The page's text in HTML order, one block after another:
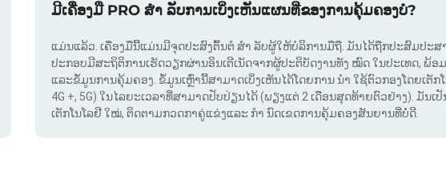
ມີເຄື່ອງມື PRO ສຳ ລັບການເບິ່ງເຫັນແຜນທີ່ຂອງການຄຸ້ມຄອງບໍ?
ແມ່ນແລ້ວ. ເຄື່ອງມືນີ້ແມ່ນມີຈຸດປະສົງຕົ້ນຕໍ ສຳ ລັບຜູ້ໃຫ້ບໍລິການມືຖື. ມັນໄດ້ຖືກປະສົມປະສ
ປະກອບມີສະຖິຕິການເຮັດວຽກຜ່ານອິນເຕີເນັດຈາກຜູ້ປະຕິບັດງານທັງ ໝົດ ໃນປະເທດ, ພ້ອ
ແລະຂໍ້ມູນການຄຸ້ມຄອງ. ຂໍ້ມູນເຫຼົ່ານີ້ສາມາດເບິ່ງເຫັນໄດ້ໂດຍການ ນຳ ໃຊ້ຕົວກອງໂດຍເຕັກໂ
4G +, 5G) ໃນໄລຍະເວລາທີ່ສາມາດປັບປ່ຽນໄດ້ (ພຽງແຕ່ 2 ເດືອນສຸດທ້າຍຕົວຢ່າງ). ມັນ
ເຕັກໂນໂລຢີ ໃໝ່, ຕິດຕາມກວດກາຄູ່ແຂ່ງແລະ ກຳ ນົດເຂດການຄຸ້ມຄອງສັນຍານທີ່ບໍ່ດີ.